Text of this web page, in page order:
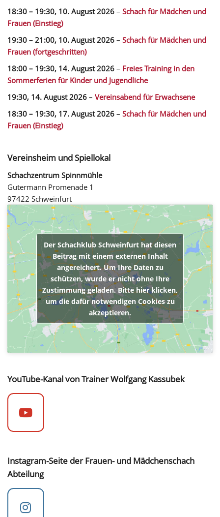
18:30 – 19:30, 10. August 2026 – Schach für Mädchen und
Frauen (Einstieg)
19:30 – 21:00, 10. August 2026 – Schach für Mädchen und
Frauen (fortgeschritten)
18:00 – 19:30, 14. August 2026 – Freies Training in den
Sommerferien für Kinder und Jugendliche
19:30, 14. August 2026 – Vereinsabend für Erwachsene
18:30 – 19:30, 17. August 2026 – Schach für Mädchen und
Frauen (Einstieg)
Vereinsheim und Spiellokal
Schachzentrum Spinnmühle
Gutermann Promenade 1
97422 Schweinfurt
Der Schachklub Schweinfurt hat diesen
Beitrag mit einem externen Inhalt
angereichert. Um Ihre Daten zu
schützen, wurde er nicht ohne Ihre
Zustimmung geladen. Bitte hier klicken,
um die dafür notwendigen Cookies zu
akzeptieren.
YouTube-Kanal von Trainer Wolfgang Kassubek
Instagram-Seite der Frauen- und Mädchenschach
Abteilung